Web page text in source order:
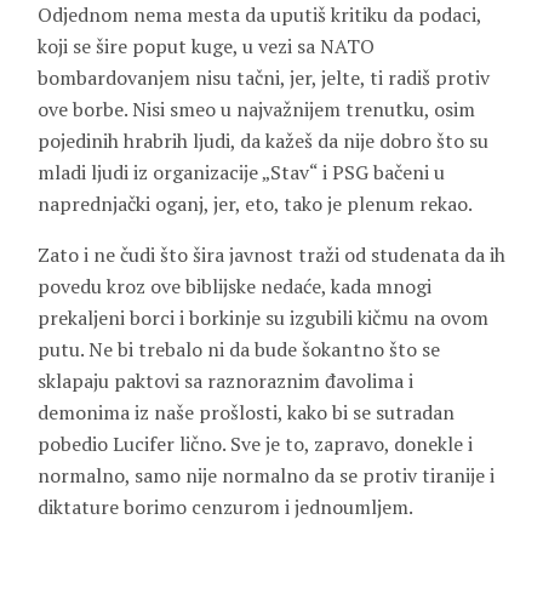
Odjednom nema mesta da uputiš kritiku da podaci,
koji se šire poput kuge, u vezi sa NATO
bombardovanjem nisu tačni, jer, jelte, ti radiš protiv
ove borbe. Nisi smeo u najvažnijem trenutku, osim
pojedinih hrabrih ljudi, da kažeš da nije dobro što su
mladi ljudi iz organizacije „Stav“ i PSG bačeni u
naprednjački oganj, jer, eto, tako je plenum rekao.
Zato i ne čudi što šira javnost traži od studenata da ih
povedu kroz ove biblijske nedaće, kada mnogi
prekaljeni borci i borkinje su izgubili kičmu na ovom
putu. Ne bi trebalo ni da bude šokantno što se
sklapaju paktovi sa raznoraznim đavolima i
demonima iz naše prošlosti, kako bi se sutradan
pobedio Lucifer lično. Sve je to, zapravo, donekle i
normalno, samo nije normalno da se protiv tiranije i
diktature borimo cenzurom i jednoumljem.